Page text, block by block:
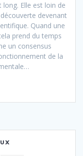
Elle est loin de
devenant
Quand une
prend du temps
un consensus
de la